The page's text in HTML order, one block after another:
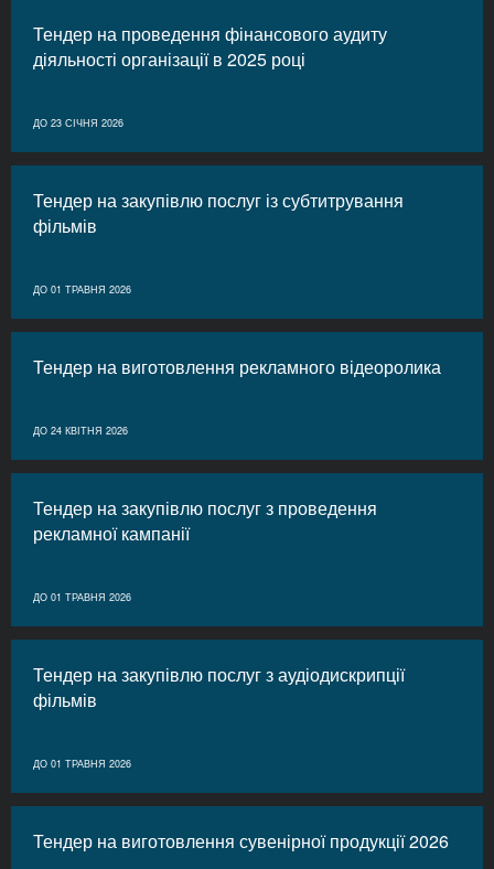
Тендер на проведення фінансового аудиту
діяльності організації в 2025 році
ДО 23 СІЧНЯ 2026
Тендер на закупівлю послуг із субтитрування
фільмів
ДО 01 ТРАВНЯ 2026
Тендер на виготовлення рекламного відеоролика
ДО 24 КВІТНЯ 2026
Тендер на закупівлю послуг з проведення
рекламної кампанії
ДО 01 ТРАВНЯ 2026
Тендер на закупівлю послуг з аудіодискрипції
фільмів
ДО 01 ТРАВНЯ 2026
Тендер на виготовлення сувенірної продукції 2026